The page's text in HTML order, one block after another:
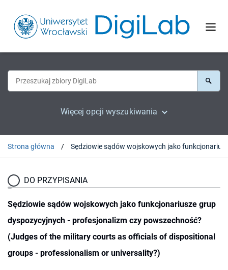
Więcej opcji wyszukiwania
Strona główna
DO PRZYPISANIA
Sędziowie sądów wojskowych jako funkcjonariusze grup
dyspozycyjnych - profesjonalizm czy powszechność?
(Judges of the military courts as officials of dispositional
groups - professionalism or universality?)